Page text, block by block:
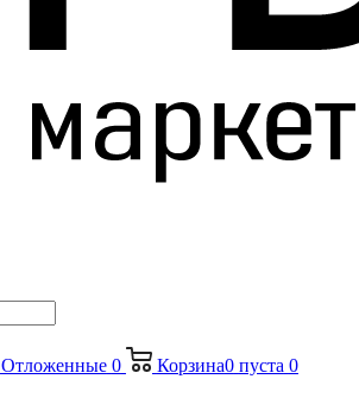
Отложенные 0 Корзина0 пуста 0